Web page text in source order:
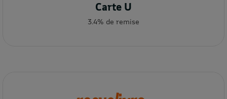
Carte U
3.4% de remise